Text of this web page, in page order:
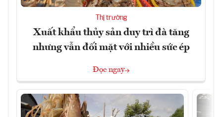
Thị trường
Xuất khẩu thủy sản duy trì đà tăng
nhưng vẫn đối mặt với nhiều sức ép
Đọc ngay